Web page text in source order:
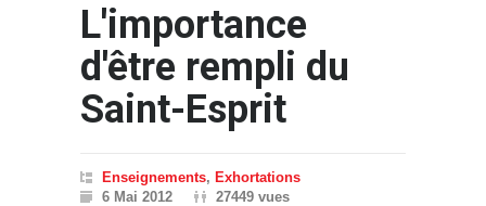
L'importance
d'être rempli du
Saint-Esprit
Enseignements, Exhortations
6 Mai 2012
27449 vues